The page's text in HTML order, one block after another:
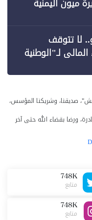
ميون اليمنية
لا تتوقف
لـ"الوطنية
صديقنا، وشريكنا المؤسس،
ورضا بقضاء الله حتى آخر
748K
متابع
748K
متابع